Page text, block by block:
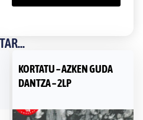
KORTATU – AZKEN GUDA
DANTZA – 2LP